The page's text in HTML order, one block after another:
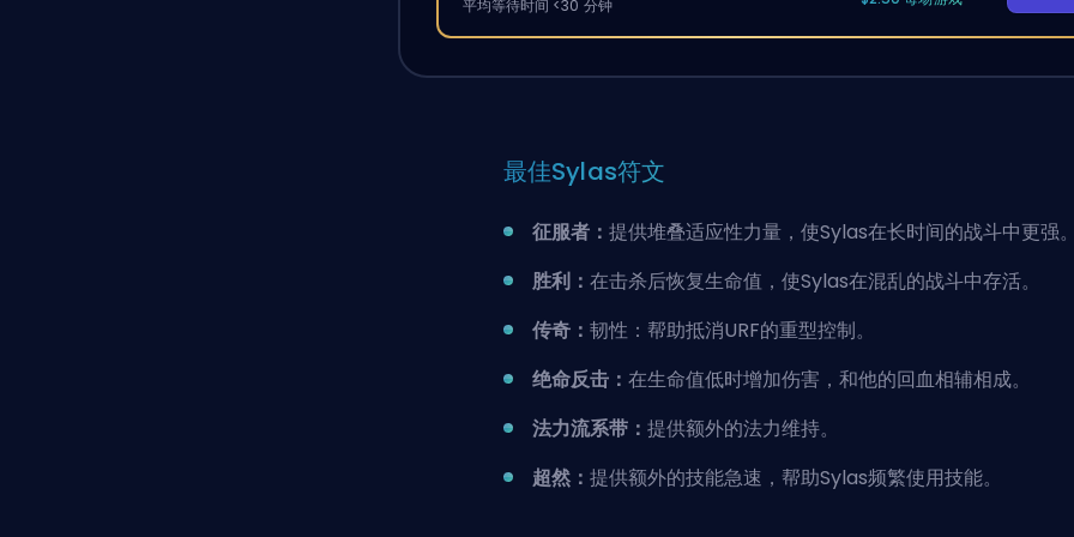
平均等待时间 <30 分钟
最佳Sylas符文
征服者： 提供堆叠适应性力量，使Sylas在长时间的战斗中更强
胜利： 在击杀后恢复生命值，使Sylas在混乱的战斗中存活。
传奇： 韧性：帮助抵消URF的重型控制。
绝命反击： 在生命值低时增加伤害，和他的回血相辅相成。
法力流系带： 提供额外的法力维持。
超然： 提供额外的技能急速，帮助Sylas频繁使用技能。